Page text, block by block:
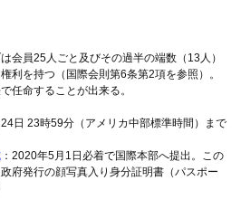
会員25人ごと及びその過半の端数（13人）
利を持つ（国際会則第6条第2項を参照）。
任命することが出来る。
日 23時59分（アメリカ中部標準時間）まで
：2020年5月1日必着で国際本部へ提出。この
府発行の顔写真入り身分証明書（パスポー